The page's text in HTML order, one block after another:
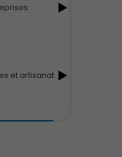
locale
et artisanat